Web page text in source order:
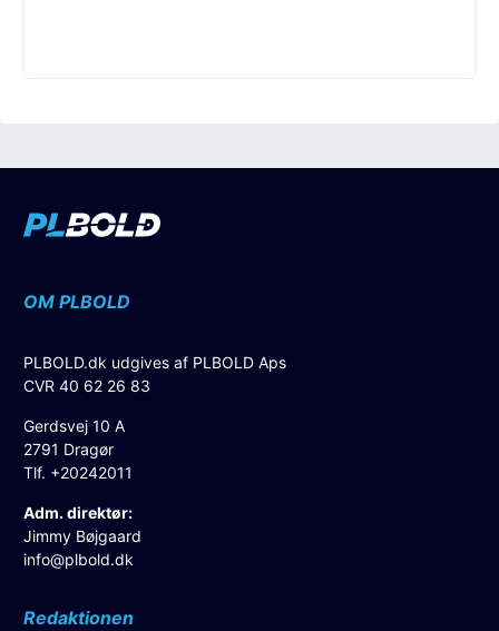
OM PLBOLD
PLBOLD.dk udgives af PLBOLD Aps
CVR 40 62 26 83
Gerdsvej 10 A
2791 Dragør
Tlf. +20242011
Adm. direktør:
Jimmy Bøjgaard
info@plbold.dk
Redaktionen